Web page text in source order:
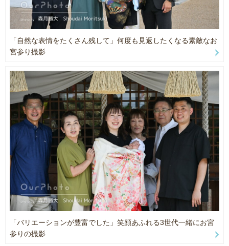
撮影当日は私が、
・おすすめの撮影順番
・ご家族の立ち位置
・自然な表情を引き出す声掛け
・お子さまの休憩タイミング
まで状況に合わせてご案内いたします。
ご家族の皆さまは、大切な七五三の時間を楽しんでください。
━━━━━━━━━━
【七五三撮影で大切にしていること】
七五三は「写真撮影の日」ではなく、
お子さまの成長を家族で喜ぶ大切な一日です。
無理に笑顔を作るのではなく、
歩く姿
家族を見る表情
・ご家族の立ち位置
・移動のタイミング
・ご祈祷との流れ
まで、その日の状況に合わせてご案内いたします。
ご家族は、お子さまとの大切な時間を楽しんでいただくだけで大丈
私が一番大切にしているのは、
お子さまのペースです。
無理に笑わせたり、急かしたりすることはありません。
お話をしながら自然な表情を引き出し、
その子らしい笑顔や仕草を大切に撮影しています。
人見知りのお子さまもご安心ください。
「最初は緊張していたのに、最後は笑顔になっていました」
そんなお声を多くいただいております。
【撮影神社】
・西宮神社
・生田神社
「自然な表情をたくさん残して」何度も見返したくなる素敵なお
宮参り撮影
「バリエーションが豊富でした」笑顔あふれる3世代一緒にお宮
参りの撮影